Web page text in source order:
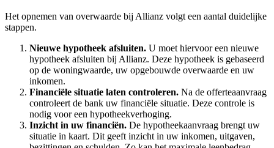
Het opnemen van overwaarde bij Allianz volgt een aantal duidelijke
stappen.
Nieuwe hypotheek afsluiten. U moet hiervoor een nieuwe
hypotheek afsluiten bij Allianz. Deze hypotheek is gebaseerd
op de woningwaarde, uw opgebouwde overwaarde en uw
inkomen.
Financiële situatie laten controleren. Na de offerteaanvraag
controleert de bank uw financiële situatie. Deze controle is
nodig voor een hypotheekverhoging.
Inzicht in uw financiën. De hypotheekaanvraag brengt uw
situatie in kaart. Dit geeft inzicht in uw inkomen, uitgaven,